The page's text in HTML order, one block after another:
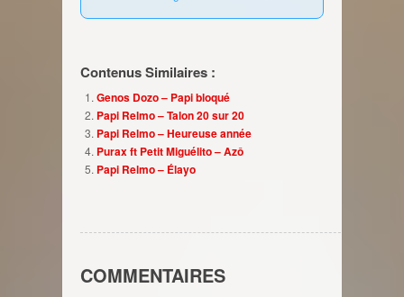
Contenus Similaires :
Genos Dozo – Papi bloqué
Papi Relmo – Talon 20 sur 20
Papi Relmo – Heureuse année
Purax ft Petit Miguélito – Azô
Papi Relmo – Élayo
COMMENTAIRES